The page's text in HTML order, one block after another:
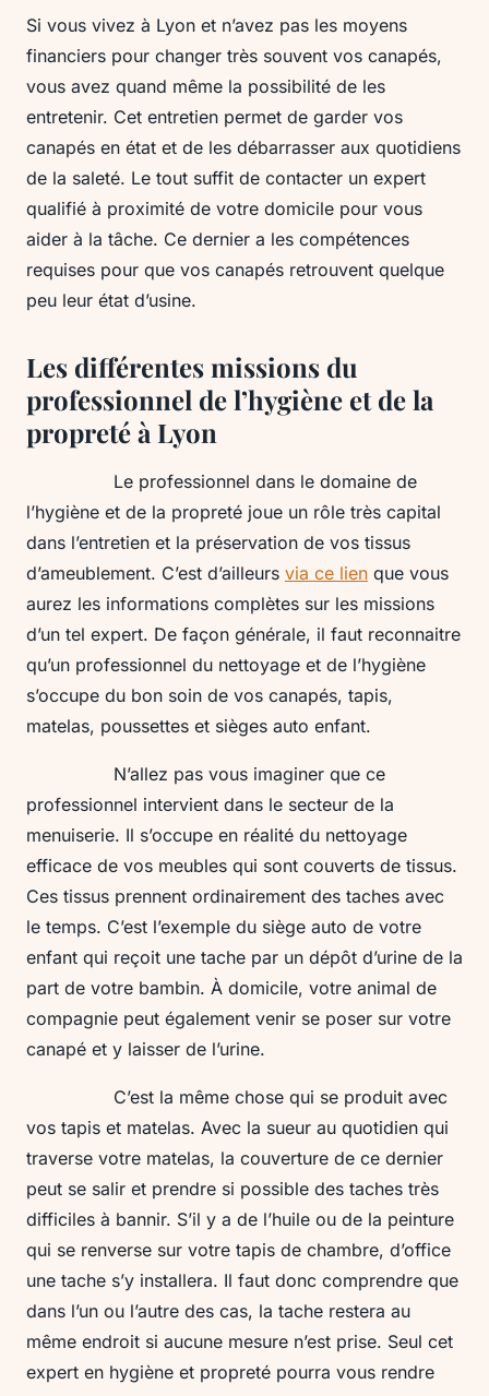
Si vous vivez à Lyon et n’avez pas les moyens
financiers pour changer très souvent vos canapés,
vous avez quand même la possibilité de les
entretenir. Cet entretien permet de garder vos
canapés en état et de les débarrasser aux quotidiens
de la saleté. Le tout suffit de contacter un expert
qualifié à proximité de votre domicile pour vous
aider à la tâche. Ce dernier a les compétences
requises pour que vos canapés retrouvent quelque
peu leur état d’usine.
Les différentes missions du
professionnel de l’hygiène et de la
propreté à Lyon
Le professionnel dans le domaine de
l’hygiène et de la propreté joue un rôle très capital
dans l’entretien et la préservation de vos tissus
d’ameublement. C’est d’ailleurs via ce lien que vous
aurez les informations complètes sur les missions
d’un tel expert. De façon générale, il faut reconnaitre
qu’un professionnel du nettoyage et de l’hygiène
s’occupe du bon soin de vos canapés, tapis,
matelas, poussettes et sièges auto enfant.
N’allez pas vous imaginer que ce
professionnel intervient dans le secteur de la
menuiserie. Il s’occupe en réalité du nettoyage
efficace de vos meubles qui sont couverts de tissus.
Ces tissus prennent ordinairement des taches avec
le temps. C’est l’exemple du siège auto de votre
enfant qui reçoit une tache par un dépôt d’urine de la
part de votre bambin. À domicile, votre animal de
compagnie peut également venir se poser sur votre
canapé et y laisser de l’urine.
C’est la même chose qui se produit avec
vos tapis et matelas. Avec la sueur au quotidien qui
traverse votre matelas, la couverture de ce dernier
peut se salir et prendre si possible des taches très
difficiles à bannir. S’il y a de l’huile ou de la peinture
qui se renverse sur votre tapis de chambre, d’office
une tache s’y installera. Il faut donc comprendre que
dans l’un ou l’autre des cas, la tache restera au
même endroit si aucune mesure n’est prise. Seul cet
expert en hygiène et propreté pourra vous rendre